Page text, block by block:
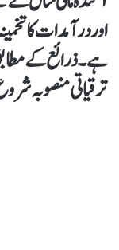
اوردرآمدات کا تخمینہ 70 ارب
ہے۔ ذرائع کے
ترقیاتی منصوبہ